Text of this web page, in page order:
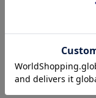
重さ：約1.3g（片
※天然の淡水パー
差が発生します。
生します。目安と